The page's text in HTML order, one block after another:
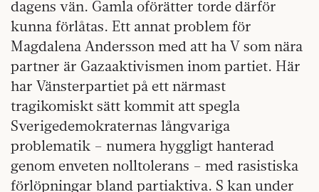
dagens vän. Gamla oförätter torde därför
kunna förlåtas. Ett annat problem för
Magdalena Andersson med att ha V som nära
partner är Gazaaktivismen inom partiet. Här
har Vänsterpartiet på ett närmast
tragikomiskt sätt kommit att spegla
Sverigedemokraternas långvariga
problematik – numera hyggligt hanterad
genom enveten nolltolerans – med rasistiska
förlöpningar bland partiaktiva. S kan under